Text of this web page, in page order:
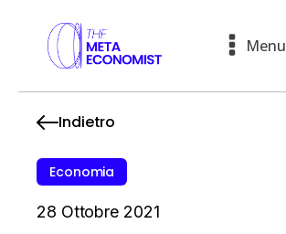
Menu
Indietro
Economia
28 Ottobre 2021